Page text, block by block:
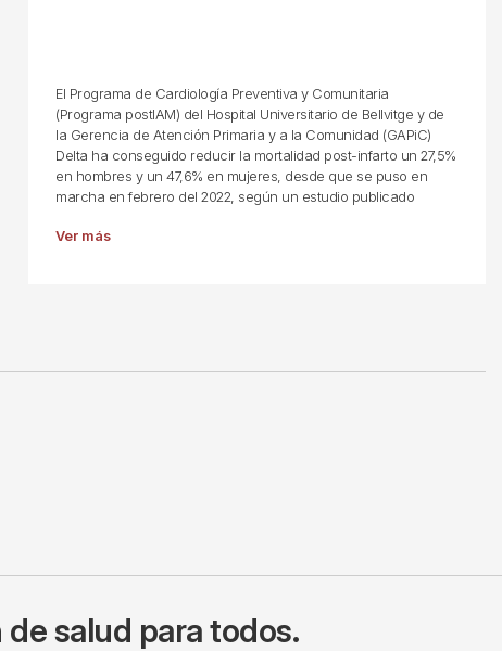
El Programa de Cardiología Preventiva y Comunitaria
(Programa postIAM) del Hospital Universitario de Bellvitge y de
la Gerencia de Atención Primaria y a la Comunidad (GAPiC)
Delta ha conseguido reducir la mortalidad post-infarto un 27,5%
en hombres y un 47,6% en mujeres, desde que se puso en
marcha en febrero del 2022, según un estudio publicado
Ver más
salud para todos.